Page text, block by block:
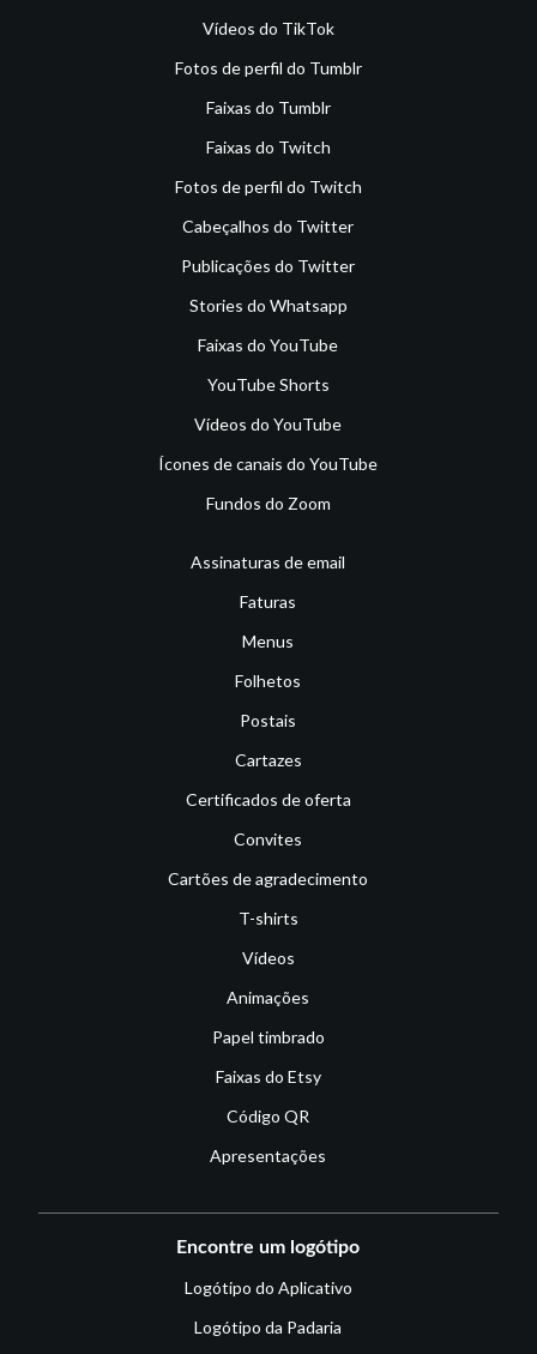
Vídeos do TikTok
Fotos de perfil do Tumblr
Faixas do Tumblr
Faixas do Twitch
Fotos de perfil do Twitch
Cabeçalhos do Twitter
Publicações do Twitter
Stories do Whatsapp
Faixas do YouTube
YouTube Shorts
Vídeos do YouTube
Ícones de canais do YouTube
Fundos do Zoom
Assinaturas de email
Faturas
Menus
Folhetos
Postais
Cartazes
Certificados de oferta
Convites
Cartões de agradecimento
T-shirts
Vídeos
Animações
Papel timbrado
Faixas do Etsy
Código QR
Apresentações
Encontre um logótipo
Logótipo do Aplicativo
Logótipo da Padaria